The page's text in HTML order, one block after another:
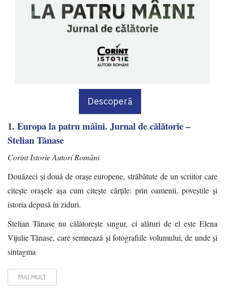
Descoperă
1. Europa la patru mâini. Jurnal de călătorie –
Stelian Tănase
Corint Istorie Autori Români
Douăzeci și două de orașe europene, străbătute de un scriitor care
citește orașele așa cum citește cărțile: prin oamenii, poveștile și
istoria depusă în ziduri.
Stelian Tănase nu călătorește singur, ci alături de el este Elena
Vijulie Tănase, care semnează și fotografiile volumului, de unde și
sintagma
MAI MULT